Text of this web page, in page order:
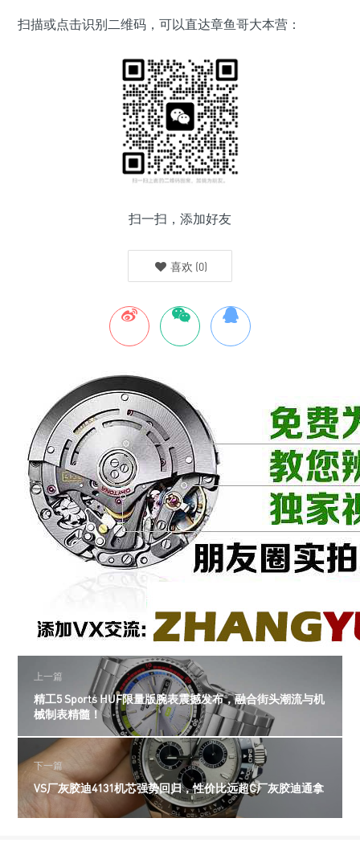
扫描或点击识别二维码，可以直达章鱼哥大本营：
扫一扫，添加好友
喜欢 (0)
上一篇
精工5 Sports HUF限量版腕表震撼发布，融合街头潮流与机
械制表精髓！
下一篇
VS厂灰胶迪4131机芯强势回归，性价比远超C厂灰胶迪通拿